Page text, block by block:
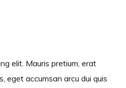
elit. Mauris pretium, erat
eget accumsan arcu dui quis